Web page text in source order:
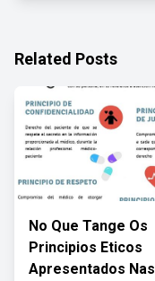
Related Posts
No Que Tange Os
Principios Eticos
Apresentados Nas